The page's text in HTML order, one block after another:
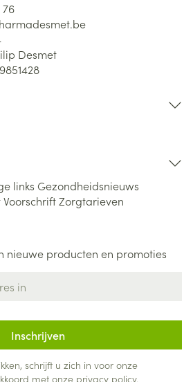
76
Desmet
links Gezondheidsnieuws
VoorschriftZorgtarieven
nieuwe producten en promoties
Inschrijven
schrijft u zich in voor onze
met onze privacy policy.